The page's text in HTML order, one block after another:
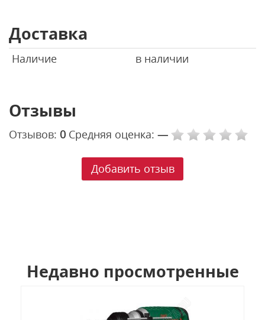
Доставка
Наличие в наличии
Отзывы
Отзывов: 0 Средняя оценка: —
Добавить отзыв
Недавно просмотренные